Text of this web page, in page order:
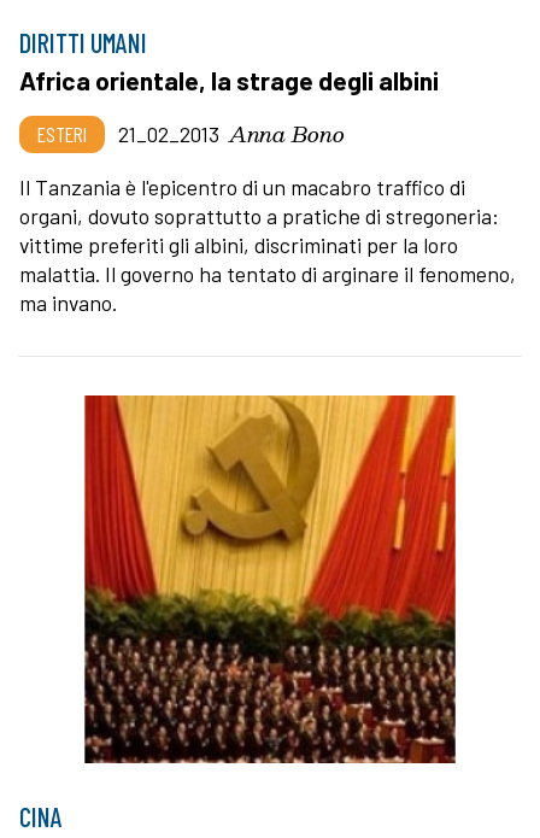
DIRITTI UMANI
Africa orientale, la strage degli albini
ESTERI 21_02_2013 Anna Bono
Il Tanzania è l'epicentro di un macabro traffico di
organi, dovuto soprattutto a pratiche di stregoneria:
vittime preferiti gli albini, discriminati per la loro
malattia. Il governo ha tentato di arginare il fenomeno,
ma invano.
CINA